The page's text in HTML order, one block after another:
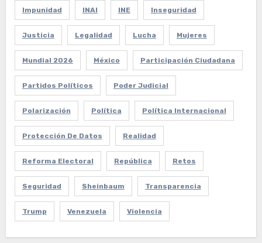
Impunidad INAI INE Inseguridad
Justicia Legalidad Lucha Mujeres
Mundial 2026 México Participación Ciudadana
Partidos Políticos Poder Judicial
Polarización Política Política Internacional
Protección De Datos Realidad
Reforma Electoral República Retos
Seguridad Sheinbaum Transparencia
Trump Venezuela Violencia